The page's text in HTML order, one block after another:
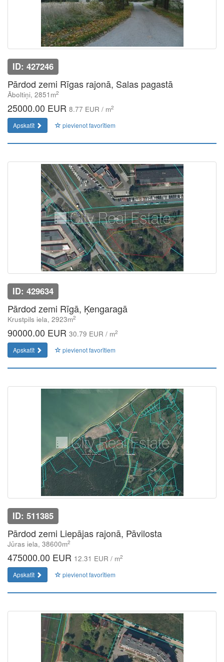
ID: 427246
Pārdod zemi Rīgas rajonā, Salas pagastā
Āboltiņi, 2851m2
25000.00 EUR 8.77 EUR / m2
Apskatīt pievienot favorītiem
ID: 429634
Pārdod zemi Rīgā, Ķengaragā
Krustpils iela, 2923m2
90000.00 EUR 30.79 EUR / m2
Apskatīt pievienot favorītiem
ID: 511385
Pārdod zemi Liepājas rajonā, Pāvilosta
Jūras iela, 38600m2
475000.00 EUR 12.31 EUR / m2
Apskatīt pievienot favorītiem